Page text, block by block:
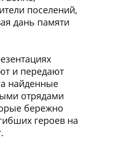
поселений,
дань памяти
и передают
найденные
отрядами
бережно
героев на